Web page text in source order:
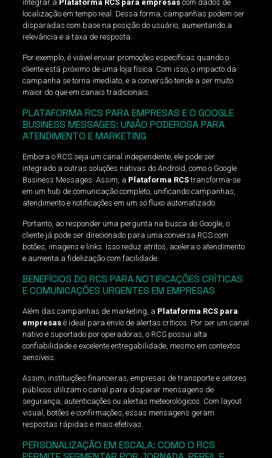
integrar a Plataforma RCS para empresascom dados de
localização em tempo real. Dessa forma, campanhas podem ser
disparadas com base na posição do usuário, aumentando a
relevância e a taxa de resposta.
Por exemplo, é viável enviar promoções específicas quando o
cliente está próximo de uma loja física. Com isso, o impacto da
campanha se torna imediato, e a conversão tende a ser muito
maior do que em canais tradicionais.
PLATAFORMA RCS PARA EMPRESAS E O GOOGLE
BUSINESS MESSAGES: UNIÃO PODEROSA PARA
ATENDIMENTO E MARKETING
Embora o RCS seja um canal independente, ele pode ser
integrado a outras soluções nativas do Android, como o Google
Business Messages. Assim, a Plataforma RCStransforma-se
em um hub de comunicação completo, unificando campanhas,
atendimento e notificações em um só fluxo automatizado.
Portanto, ao responder uma pergunta na busca do Google, o
cliente já pode ser direcionado para uma conversa RCS com
botões, imagens e links. Isso reduz atritos, acelera o atendimento
e aumenta a fidelização com facilidade.
BENEFÍCIOS DO RCS PARA NOTIFICAÇÕES CRÍTICAS
E COMUNICAÇÕES URGENTES EM EMPRESAS
Além das campanhas de marketing, a Plataforma RCS para
empresasé ideal para envio de alertas críticos. Por ser um canal
nativo e suportado por operadoras, o RCS possui alta
confiabilidade e excelente entregabilidade, mesmo em contextos
sensíveis.
Assim, instituições financeiras, empresas de transporte e setores
públicos utilizam o canal para disparar mensagens de
segurança, autenticações ou alertas meteorológicos. Com layout
visual, botões e confirmações, essas mensagens geram
respostas rápidas e mais efetivas.
PERSONALIZAÇÃO EM ESCALA: COMO O RCS